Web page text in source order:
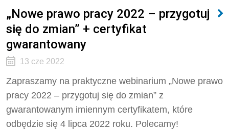
„Nowe prawo pracy 2022 – przygotuj
się do zmian” + certyfikat
gwarantowany
13 cze 2022
Zapraszamy na praktyczne webinarium „Nowe prawo
pracy 2022 – przygotuj się do zmian” z
gwarantowanym imiennym certyfikatem, które
odbędzie się 4 lipca 2022 roku. Polecamy!